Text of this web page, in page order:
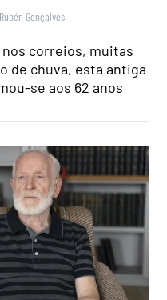
Rubén Gonçalves
nos correios, muitas
de chuva, esta antiga
se aos 62 anos